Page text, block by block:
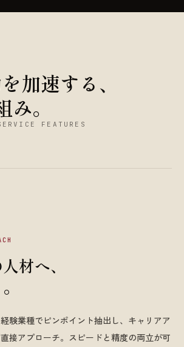
加速する、
み。
FEATURES
材へ、
験業種でピンポイント抽出し、キャリアア
接アプローチ。スピードと精度の両立が可